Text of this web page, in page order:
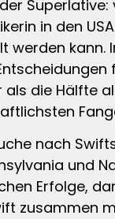
der
in den
werden kann.
als die Hälfte
nach
und
Erfolge,
zusammen